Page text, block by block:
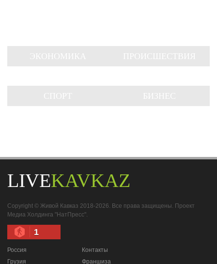
LIVEKAVKAZ
Copyright © Живой Кавказ 2018-2026. Все права защищены. Проект
Медиа Холдинга "НатПресс".
1
Россия
Грузия
Контакты
Франшиза